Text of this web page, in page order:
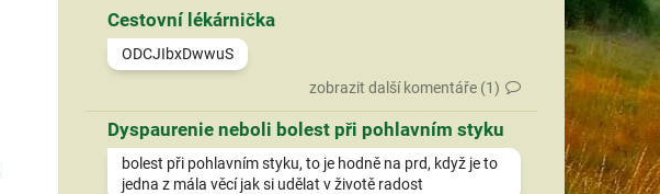
Cestovní lékárnička
ODCJIbxDwwuS
zobrazit další komentáře (1)
Dyspaurenie neboli bolest při pohlavním styku
bolest při pohlavním styku, to je hodně na prd, když je to
jedna z mála věcí jak si udělat v životě radost